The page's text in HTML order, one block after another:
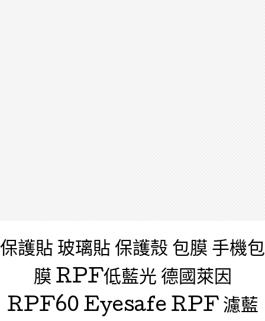
保護貼 玻璃貼 保護殼 包膜 手機包
膜 RPF低藍光 德國萊因
RPF60 Eyesafe RPF 濾藍